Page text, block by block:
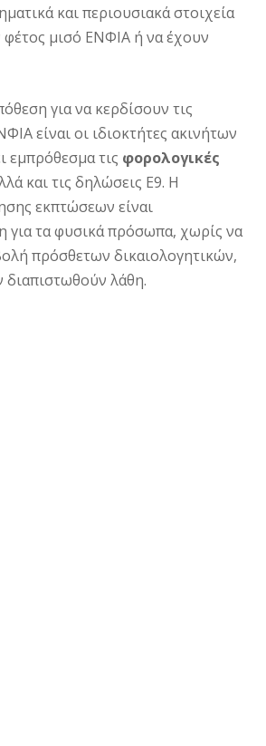
και περιουσιακά στοιχεία
μισό ΕΝΦΙΑ ή να έχουν
για να κερδίσουν τις
είναι οι ιδιοκτήτες ακινήτων
εμπρόθεσμα τις φορολογικές
και τις δηλώσεις Ε9. Η
εκπτώσεων είναι
για τα φυσικά πρόσωπα, χωρίς να
πρόσθετων δικαιολογητικών,
λάθη.